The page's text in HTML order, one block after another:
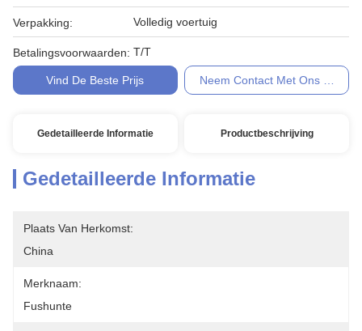
Verpakking: Volledig voertuig
Betalingsvoorwaarden: T/T
Vind De Beste Prijs Neem Contact Met Ons Op
Gedetailleerde Informatie Productbeschrijving
Gedetailleerde Informatie
Plaats Van Herkomst:
China
Merknaam:
Fushunte